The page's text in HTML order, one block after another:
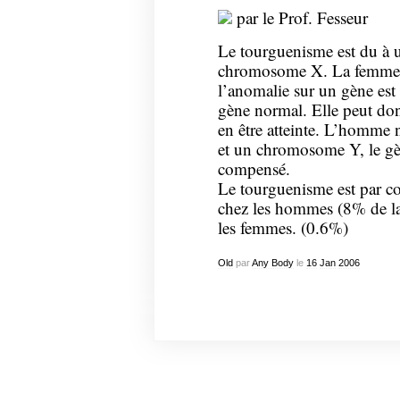
par le Prof. Fesseur
Le tourguenisme est du à
chromosome X. La
l’anomalie sur un gène
gène normal. Elle peut
en être atteinte.
et un chromosome Y, le
compensé.
Le tourguenisme est par
chez les hommes (8% de
les femmes. (0.6%)
Old parAny Bodyle 16 Jan 2006